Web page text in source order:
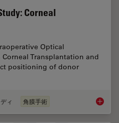
Corneal
Optical
Transplantation and
positioning of donor
ィ 角膜手術